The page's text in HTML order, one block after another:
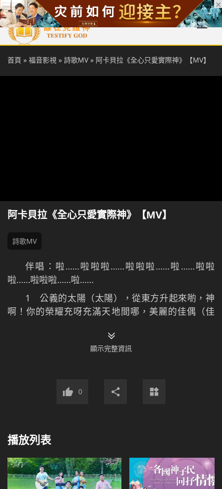
首頁 每日靈糧 天國福音 基督徒見證 信仰解答 聖經
首頁 » 福音影視 » 詩歌MV» 阿卡貝拉《全心只愛實際神》【MV】
阿卡貝拉《全心只愛實際神》【MV】
詩歌MV
伴唱：啦……啦啦啦……啦啦啦……啦……啦啦
啦……啦啦啦……啦……
1 公義的太陽（太陽），從東方升起來喲，神
啊！你的榮耀充呀充滿天地間哪，美麗的佳偶（佳
呀愛神哪。清晨起來雖一人哪，默想神話有享受哎，
溫柔的話語像慈母喲，審判的話語像嚴父哎
吔，全心只愛我的神哪。啊嘿……啊嘿……啊嘿……啊
啦……
2 神心意已顯明，成全真愛神的人哪。活潑天
真的人喲，為神獻上讚美吔，美麗的舞兒喲，圍繞真
神齊跳躍喲，天南地北的人哪都被神聲音喚回來。生
顯示完整資訊
0
播放列表